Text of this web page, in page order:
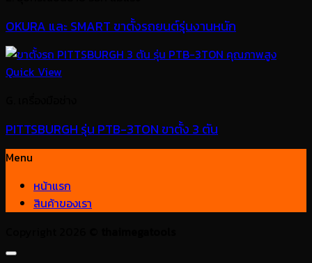
OKURA และ SMART ขาตั้งรถยนต์รุ่นงานหนัก
Quick View
PITTSBURGH รุ่น PTB-3TON ขาตั้ง 3 ตัน
Menu
หน้าแรก
สินค้าของเรา